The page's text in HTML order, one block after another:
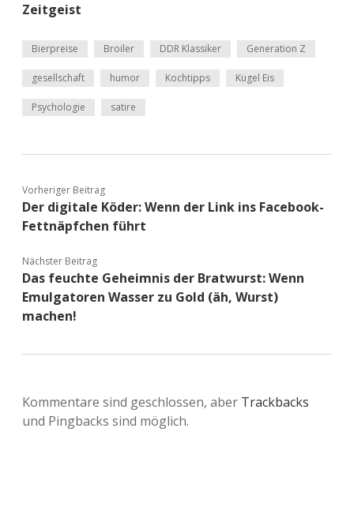
Zeitgeist
Bierpreise Broiler DDR Klassiker Generation Z
gesellschaft humor Kochtipps Kugel Eis
Psychologie satire
Vorheriger Beitrag
Der digitale Köder: Wenn der Link ins Facebook-
Fettnäpfchen führt
Nächster Beitrag
Das feuchte Geheimnis der Bratwurst: Wenn
Emulgatoren Wasser zu Gold (äh, Wurst)
machen!
Kommentare sind geschlossen, aber Trackbacks
und Pingbacks sind möglich.